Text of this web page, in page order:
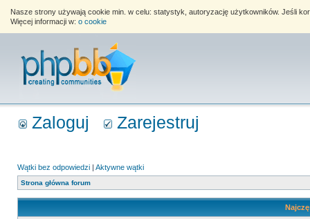
Nasze strony używają cookie min. w celu: statystyk, autoryzację użytkowników. Jeśli
Więcej informacji w: o cookie
Zaloguj Zarejestruj
Wątki bez odpowiedzi | Aktywne wątki
Strona główna forum